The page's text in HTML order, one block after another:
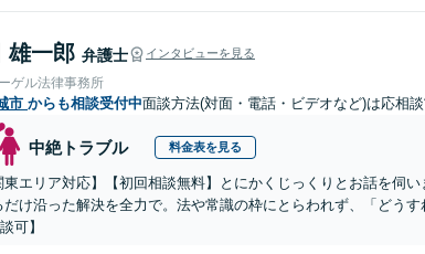
雄一郎 弁護士 インタビューを見る
ゲル法律事務所
市 からも相談受付中面談方法(対面・電話・ビデオなど)は応相談
中絶トラブル 料金表を見る
東エリア対応】【初回相談無料】とにかくじっくりとお話を伺
だけ沿った解決を全力で。法や常識の枠にとらわれず、「どう
可】